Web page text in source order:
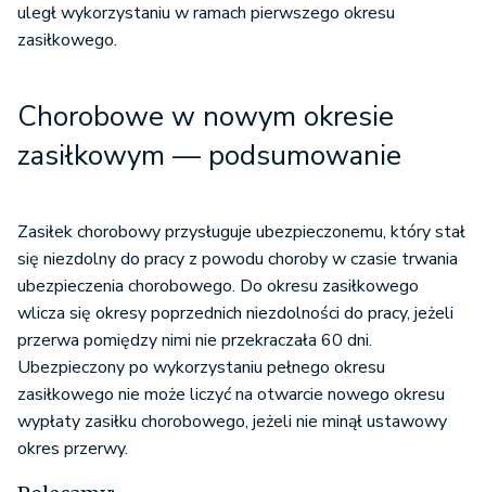
uległ wykorzystaniu w ramach pierwszego okresu
zasiłkowego.
Chorobowe w nowym okresie
zasiłkowym — podsumowanie
Zasiłek chorobowy przysługuje ubezpieczonemu, który stał
się niezdolny do pracy z powodu choroby w czasie trwania
ubezpieczenia chorobowego. Do okresu zasiłkowego
wlicza się okresy poprzednich niezdolności do pracy, jeżeli
przerwa pomiędzy nimi nie przekraczała 60 dni.
Ubezpieczony po wykorzystaniu pełnego okresu
zasiłkowego nie może liczyć na otwarcie nowego okresu
wypłaty zasiłku chorobowego, jeżeli nie minął ustawowy
okres przerwy.